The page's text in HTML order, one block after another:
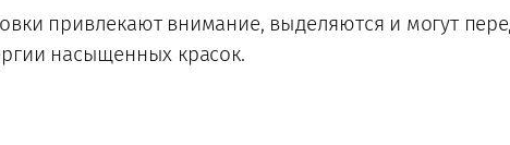
привлекают внимание, выделяются и могут
насыщенных красок.